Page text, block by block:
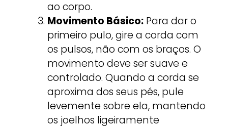
ao corpo.
Movimento Básico:Para dar o
primeiro pulo, gire a corda com
os pulsos, não com os braços. O
movimento deve ser suave e
controlado. Quando a corda se
aproxima dos seus pés, pule
levemente sobre ela, mantendo
os joelhos ligeiramente